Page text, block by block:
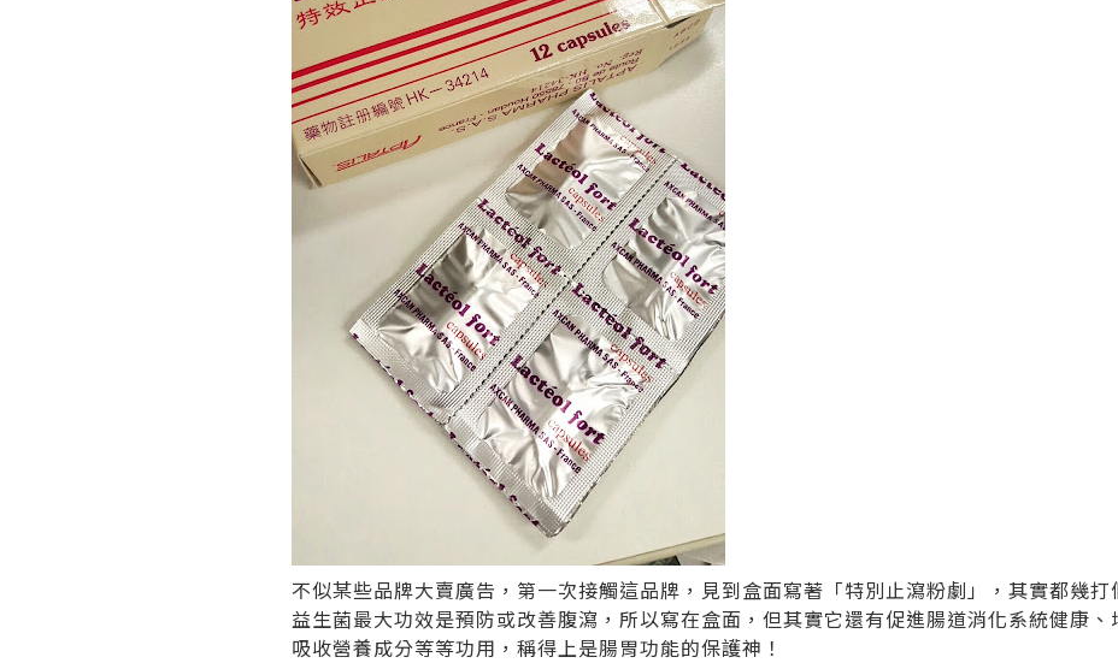
不似某些品牌大賣廣告，第一次接觸這品牌，見到盒面寫著「特別止瀉粉劇」，其實都幾
益生菌最大功效是預防或改善腹瀉，所以寫在盒面，但其實它還有促進腸道消化系統健康
吸收營養成分等等功用，稱得上是腸胃功能的保護神！